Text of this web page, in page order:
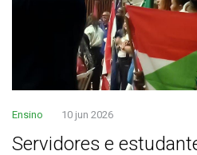
Ensino 10 jun 2026
Servidores e